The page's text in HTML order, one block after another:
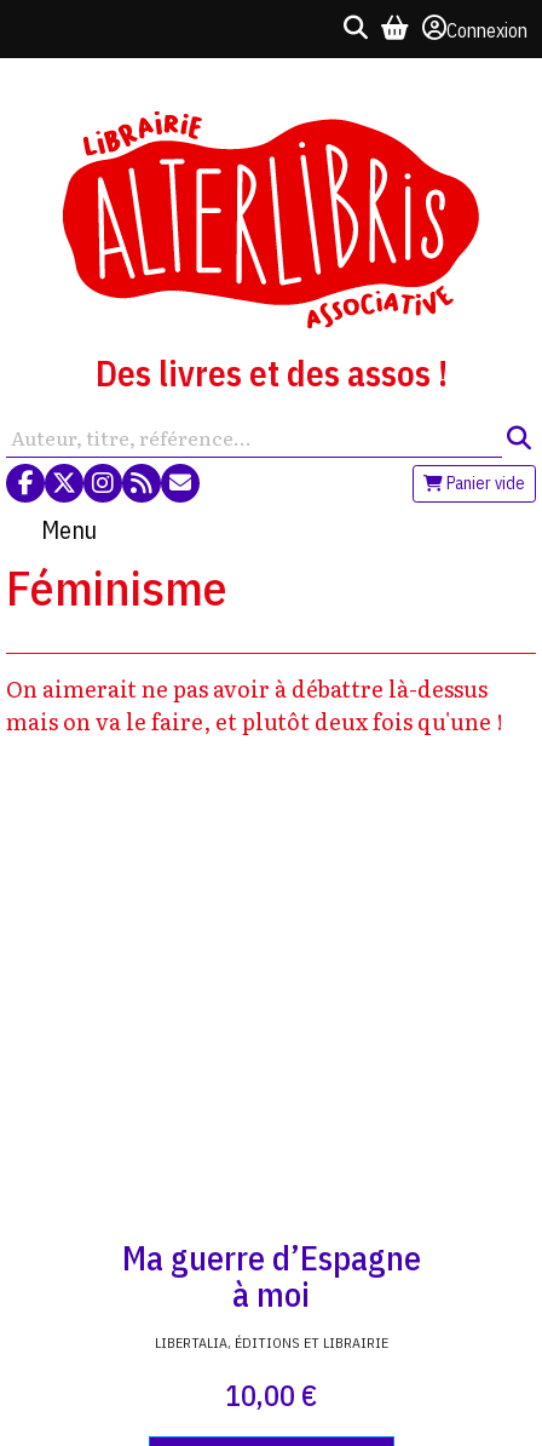
Connexion
Des livres et des assos !
Panier vide
Menu
Féminisme
On aimerait ne pas avoir à débattre là-dessus
mais on va le faire, et plutôt deux fois qu'une !
Ma guerre d’Espagne
à moi
LIBERTALIA, ÉDITIONS ET LIBRAIRIE
10,00 €